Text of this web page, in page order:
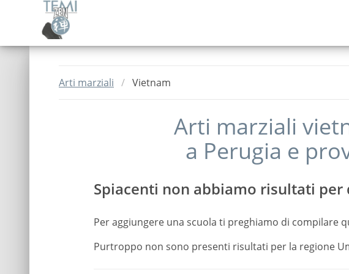
Arti marziali Vietnam
Arti marziali
a Perugia e
Spiacenti non abbiamo risultati per
Per aggiungere una scuola ti preghiamo di compilare
Purtroppo non sono presenti risultati per la regione